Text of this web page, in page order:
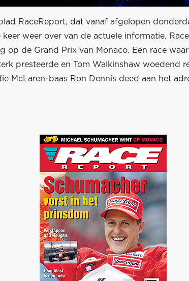
RaceReport, dat vanaf afgelopen
keer weer over van de actuele informatie.
op de Grand Prix van Monaco. Een race
presteerde en Tom Walkinshaw woedend
McLaren-baas Ron Dennis deed aan het